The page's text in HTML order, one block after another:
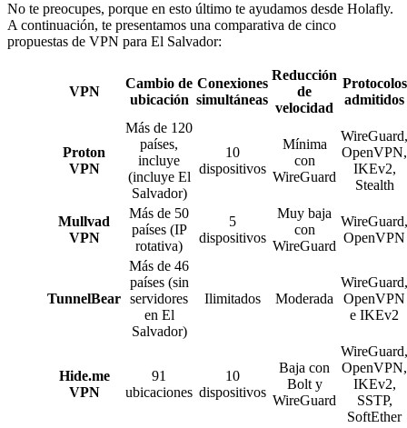
No te preocupes, porque en esto último te ayudamos desde Holafly.
A continuación, te presentamos una comparativa de cinco
propuestas de VPN para El Salvador:
VPN
Cambio de
ubicación
Conexiones
simultáneas
Reducción
de
velocidad
Protocolos
admitidos
Proton
VPN
Más de 120
países,
incluye
(incluye El
Salvador)
10
dispositivos
Mínima
con
WireGuard
WireGuard,
OpenVPN,
IKEv2,
Stealth
Mullvad
VPN
Más de 50
países (IP
rotativa)
5
dispositivos
Muy baja
con
WireGuard
WireGuard,
OpenVPN
TunnelBear
Más de 46
países (sin
servidores
en El
Salvador)
Ilimitados Moderada
WireGuard,
OpenVPN
e IKEv2
Hide.me
VPN
91
ubicaciones
10
dispositivos
Baja con
Bolt y
WireGuard
WireGuard,
OpenVPN,
IKEv2,
SSTP,
SoftEther